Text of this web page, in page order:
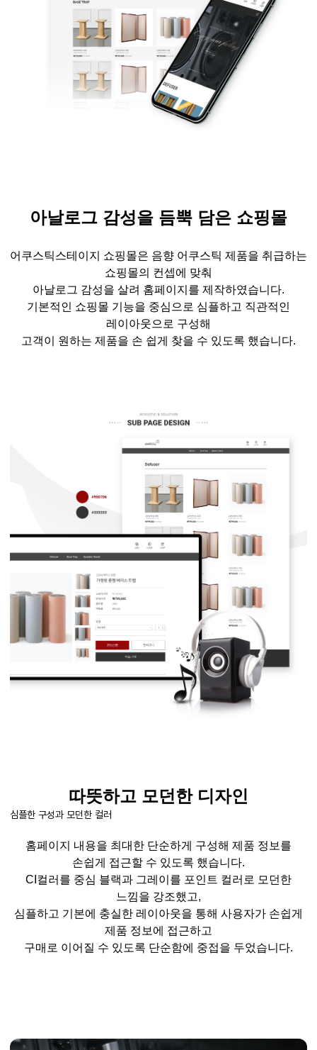
아날로그 감성을 듬뿍 담은 쇼핑몰
어쿠스틱스테이지 쇼핑몰은 음향 어쿠스틱 제품을 취급하는
쇼핑몰의 컨셉에 맞춰
아날로그 감성을 살려 홈페이지를 제작하였습니다.
기본적인 쇼핑몰 기능을 중심으로 심플하고 직관적인
레이아웃으로 구성해
고객이 원하는 제품을 손 쉽게 찾을 수 있도록 했습니다.
따뜻하고 모던한 디자인
심플한 구성과 모던한 컬러
홈페이지 내용을 최대한 단순하게 구성해 제품 정보를
손쉽게 접근할 수 있도록 했습니다.
CI 컬러를 중심 블랙과 그레이를 포인트 컬러로 모던한
느낌을 강조했고,
심플하고 기본에 충실한 레이아웃을 통해 사용자가 손쉽게
제품 정보에 접근하고
구매로 이어질 수 있도록 단순함에 중접을 두었습니다.